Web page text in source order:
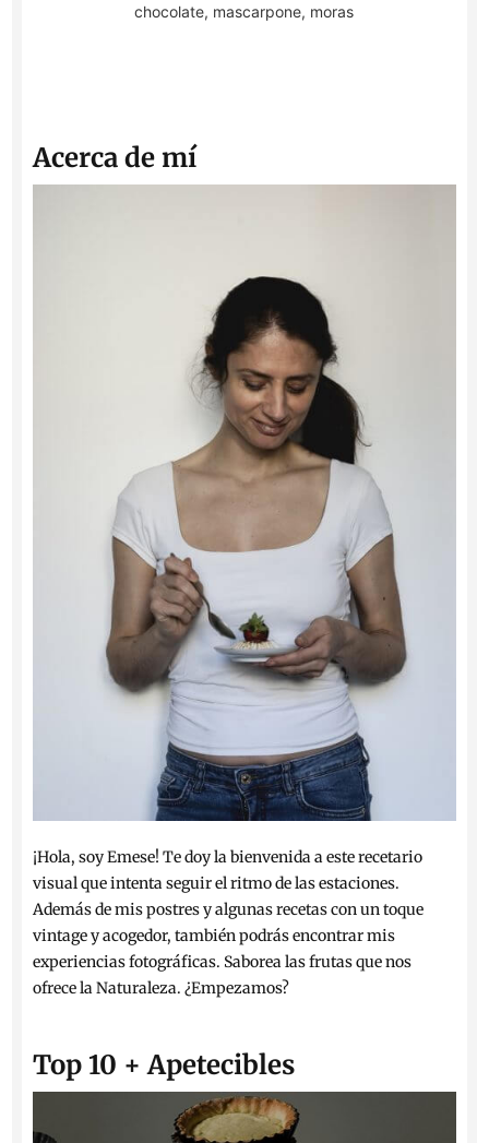
chocolate, mascarpone, moras
Acerca de mí
¡Hola, soy Emese! Te doy la bienvenida a este recetario
visual que intenta seguir el ritmo de las estaciones.
Además de mis postres y algunas recetas con un toque
vintage y acogedor, también podrás encontrar mis
experiencias fotográficas. Saborea las frutas que nos
ofrece la Naturaleza. ¿Empezamos?
Top 10 + Apetecibles